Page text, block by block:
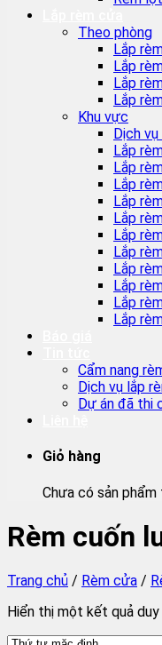
Theo phòng
Lắp
Lắp
Lắp
Lắp
Khu vực
Dịch
Lắp
Lắp
Lắp
Lắp
Lắp
Lắp
Lắp
Lắp
Lắp
Lắp
Lắp
Cẩm nang
Dịch vụ lắp
Dự án đã thi
Giỏ hàng
Chưa có sản phẩm
Rèm cuốn
Trang chủ / Rèm cửa /
Hiển thị một kết quả duy